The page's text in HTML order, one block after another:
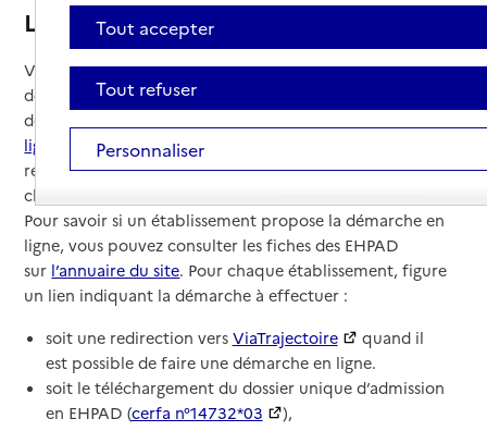
La demande d'admission en EHPAD
Vous cherchez un EHPAD. Dans la quasi totalité des
départements, il est possible de faire une ou plusieurs
demandes d’admission en EHPAD grâce au
ligne ViaTrajectoire
. La demande en ligne permet de
remplir une seule fois le dossier et de l’envoyer en un seul
clic à plusieurs établissements.
Pour savoir si un établissement propose la démarche en
ligne, vous pouvez consulter les fiches des EHPAD
sur l’annuaire du site. Pour chaque établissement, figure
un lien indiquant la démarche à effectuer :
soit une redirection vers ViaTrajectoire
quand il
est possible de faire une démarche en ligne.
soit le téléchargement du dossier unique d’admission
en EHPAD (cerfa n°14732*03 ),
Tout accepter
Tout refuser
Personnaliser